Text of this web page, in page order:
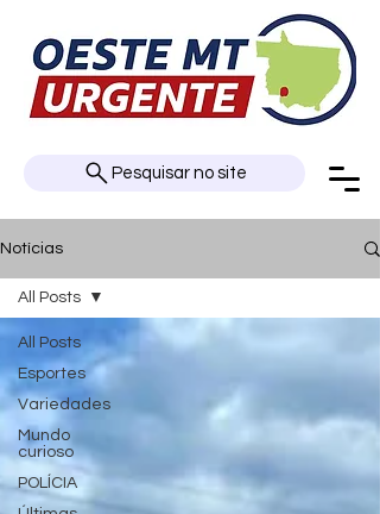
Pesquisar no site
Notícias
All Posts
Esportes
Variedades
Mundo
curioso
POLÍCIA
All Posts